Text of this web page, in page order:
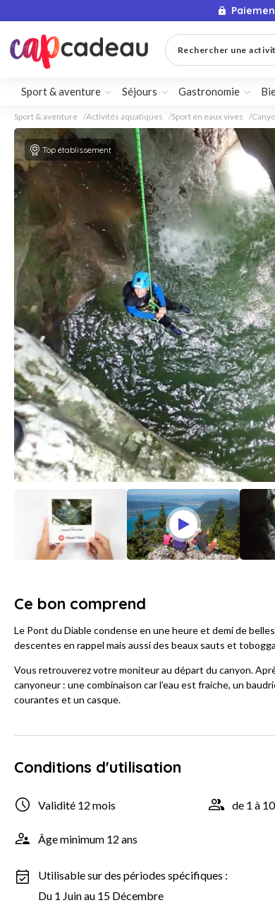
Rechercher une
Sport & aventure Séjours Gastronomie
Sport & aventure Activités aquatiques Sport en eaux vives
Top établissement
Ce bon comprend
Le Pont du Diable condense en une heure et demi de
descentes en rappel mais aussi des beaux sauts et
Vous retrouverez votre moniteur au départ du canyon.
canyoneur : une combinaison car l’eau est fraiche, un
courantes et un casque.
Conditions d'utilisation
Validité 12 mois de 1 à
Âge minimum 12 ans
Utilisable sur des périodes spécifiques :
Du 1 Juin au 15 Décembre